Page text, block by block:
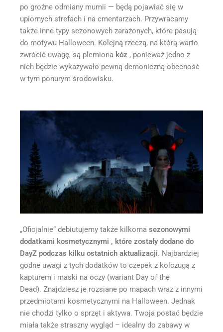
po groźne odmiany mumii — będą pojawiać się w
upiornych strefach i na cmentarzach. Przywracamy
także inne typy sezonowych zarażonych, które pasują
do motywu Halloween. Kolejną rzeczą, na którą warto
zwrócić uwagę, są plemiona kóz , ponieważ jedno z
nich będzie wykazywało pewną demoniczną obecność
w tym ponurym środowisku.
„Oficjalnie” debiutujemy także kilkoma sezonowymi
dodatkami kosmetycznymi , które zostały dodane do
DayZ podczas kilku ostatnich aktualizacji. Najbardziej
godne uwagi z tych dodatków to czepek z kolczugą z
kapturem i maski na oczy (wariant Day of the
Dead). Znajdziesz je rozsiane po mapach wraz z innymi
przedmiotami kosmetycznymi na Halloween. Jednak
nie chodzi tylko o sprzęt i aktywa. Twoja postać będzie
miała także straszny wygląd – idealny do zabawy w